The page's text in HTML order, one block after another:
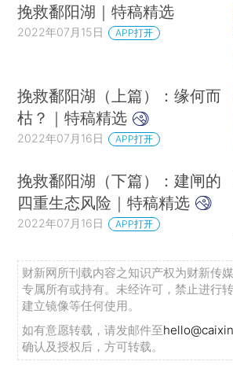
挽救鄱阳湖｜特稿精选
2022年07月15日 APP打开
挽救鄱阳湖（上篇）：缘何而
枯？｜特稿精选
2022年07月16日 APP打开
挽救鄱阳湖（下篇）：建闸的
四重生态风险｜特稿精选
2022年07月16日 APP打开
财新网所刊载内容之知识产权为财新传
专属所有或持有。未经许可，禁止进行
建立镜像等任何使用。
如有意愿转载，请发邮件至
确认及授权后，方可转载。